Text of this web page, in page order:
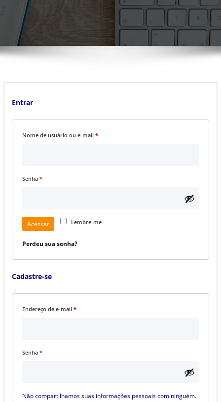
Entrar
Nome de usuário ou e-mail *Obrigatório
Senha *Obrigatório
Lembre-me
Acessar
Perdeu sua senha?
Cadastre-se
Endereço de e-mail *Obrigatório
Senha *Obrigatório
Não compartilhamos suas informações pessoais com ninguém.